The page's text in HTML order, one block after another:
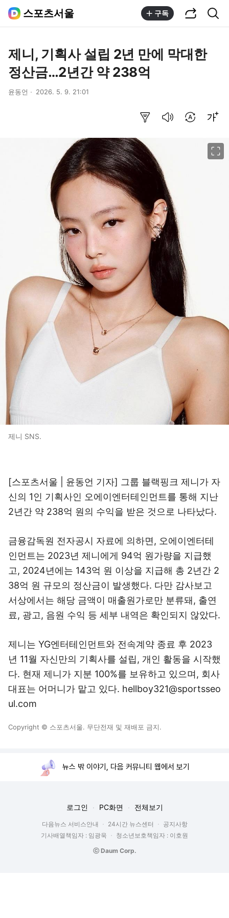
스포츠서울 구독
제니, 기획사 설립 2년 만에 막대한
정산금…2년간 약 238억
윤동언 2026. 5. 9. 21:01
제니 SNS.
[스포츠서울 | 윤동언 기자] 그룹 블랙핑크 제니가 자
신의 1인 기획사인 오에이엔터테인먼트를 통해 지난
2년간 약 238억 원의 수익을 받은 것으로 나타났다.
금융감독원 전자공시 자료에 의하면, 오에이엔터테
인먼트는 2023년 제니에게 94억 원가량을 지급했
고, 2024년에는 143억 원 이상을 지급해 총 2년간 2
38억 원 규모의 정산금이 발생했다. 다만 감사보고
서상에서는 해당 금액이 매출원가로만 분류돼, 출연
료, 광고, 음원 수익 등 세부 내역은 확인되지 않았다.
제니는 YG엔터테인먼트와 전속계약 종료 후 2023
년 11월 자신만의 기획사를 설립, 개인 활동을 시작했
다. 현재 제니가 지분 100%를 보유하고 있으며, 회사
대표는 어머니가 맡고 있다. hellboy321@sportsseo
ul.com
Copyright © 스포츠서울. 무단전재 및 재배포 금지.
뉴스 밖 이야기, 다음 커뮤니티 웹에서 보기
로그인 PC화면 전체보기
다음뉴스 서비스안내 24시간 뉴스센터
공지사항
기사배열책임자 : 임광욱
청소년보호책임자 : 이호원
ⓒ Daum Corp.